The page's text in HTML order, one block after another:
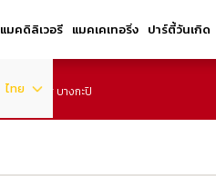
แมคดิลิเวอรี แมคเคเทอริ่ง ปาร์ตี้วันเกิด
ไทย โลตัส บางกะปิ